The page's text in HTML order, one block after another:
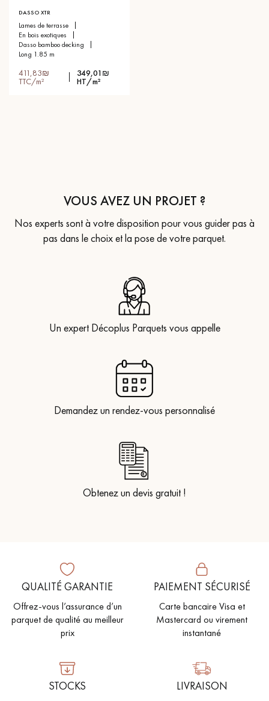
DASSO XTR
lames de terrasse
en bois exotiques
dasso bamboo decking
long 1.85 m
411,83₪
TTC/m²
349,01₪
HT/m²
VOUS AVEZ UN PROJET ?
Nos experts sont à votre disposition pour vous guider pas à
pas dans le choix et la pose de votre parquet.
Un expert Décoplus Parquets vous appelle
Demandez un rendez-vous personnalisé
Obtenez un devis gratuit !
QUALITÉ GARANTIE
Offrez-vous l’assurance d’un
parquet de qualité au meilleur
prix
PAIEMENT SÉCURISÉ
Carte bancaire Visa et
Mastercard ou virement
instantané
STOCKS LIVRAISON